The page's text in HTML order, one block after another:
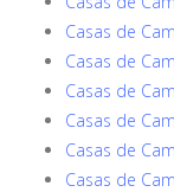
Casas de
Casas de
Casas de
Casas de
Casas de
Casas de